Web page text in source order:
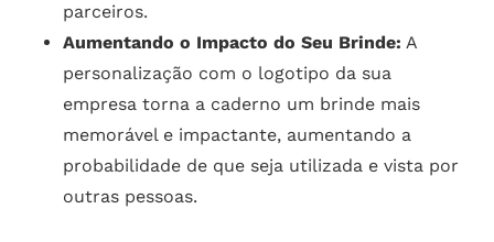
parceiros.
Aumentando o Impacto do Seu Brinde: A
personalização com o logotipo da sua
empresa torna a caderno um brinde mais
memorável e impactante, aumentando a
probabilidade de que seja utilizada e vista por
outras pessoas.